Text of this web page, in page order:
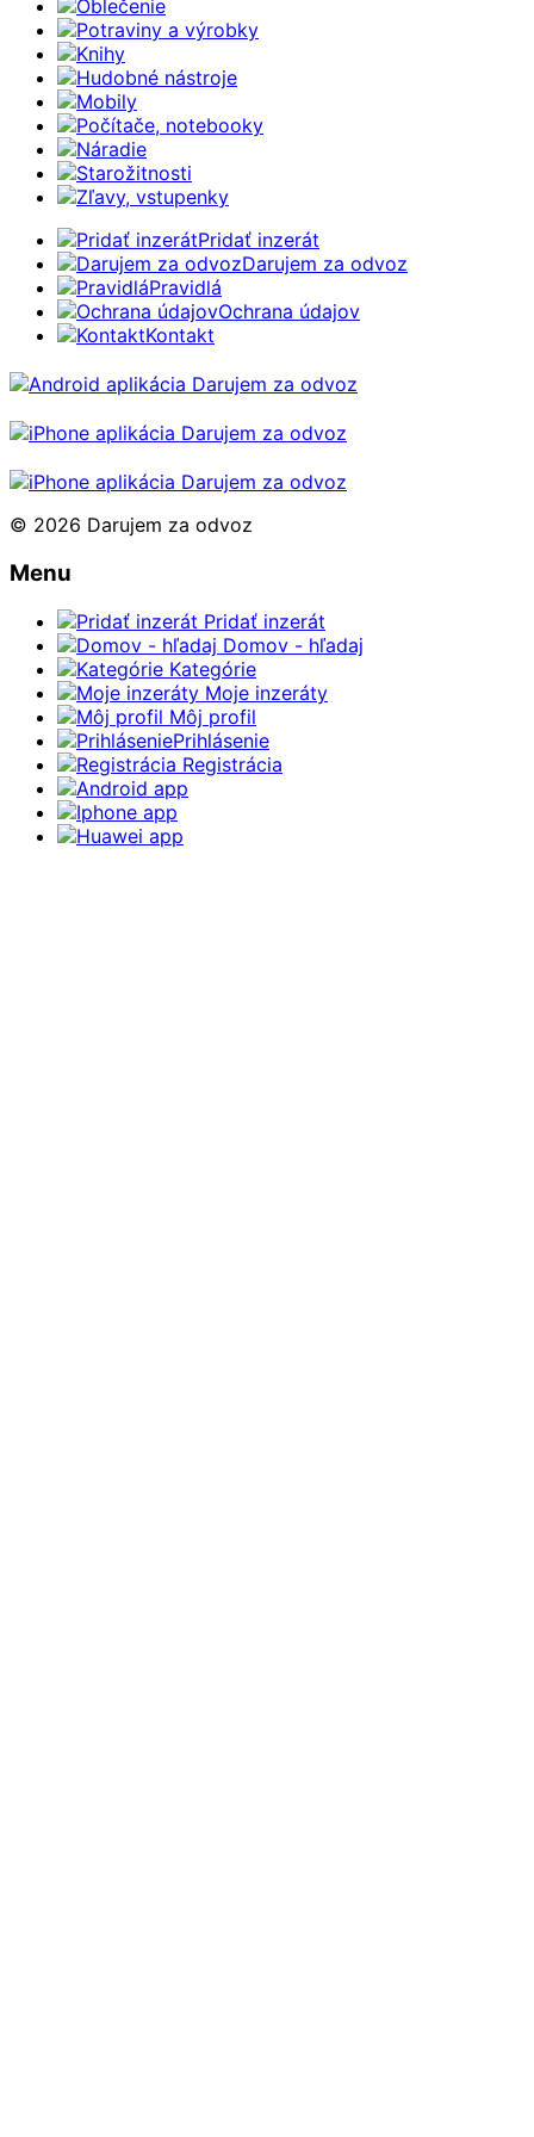
Oblečenie
Potraviny a výrobky
Knihy
Hudobné nástroje
Mobily
Počítače, notebooky
Náradie
Starožitnosti
Zľavy, vstupenky
Pridať inzerát
Darujem za odvoz
Pravidlá
Ochrana údajov
Kontakt
© 2026 Darujem za odvoz
Menu
Pridať inzerát
Domov - hľadaj
Kategórie
Moje inzeráty
Môj profil
Prihlásenie
Registrácia